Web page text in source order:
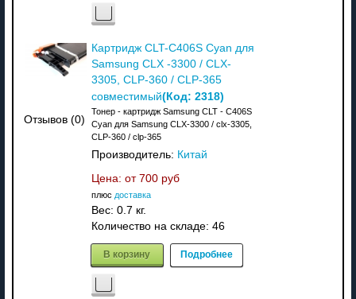
Отзывов (0)
Картридж CLT-C406S Cyan для
Samsung CLX -3300 / CLX-
3305, CLP-360 / CLP-365
совместимый(Код: 2318)
Тонер - картридж Samsung CLT - C406S
Cyan для Samsung CLX-3300 / clx-3305,
CLP-360 / clp-365
Производитель: Китай
Цена: от 700 руб
плюс доставка
Вес: 0.7 кг.
Количество на складе: 46
В корзину Подробнее